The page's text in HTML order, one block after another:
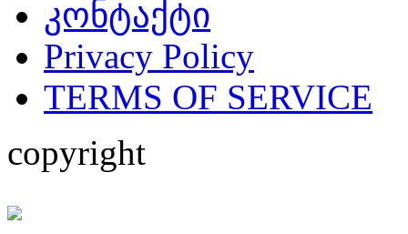
კონტაქტი
Privacy Policy
TERMS OF SERVICE
copyright